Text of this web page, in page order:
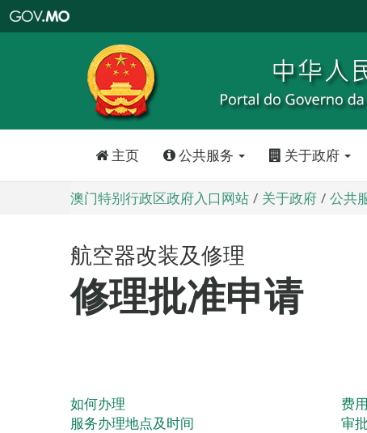
特
政
区
政
口
主页 公共服务 关于政府
澳门特别行政区政府入口网站 关于政府 公共
航空器改装及修理
修理批准申请
如何办理
服务办理地点及时间
费用
审